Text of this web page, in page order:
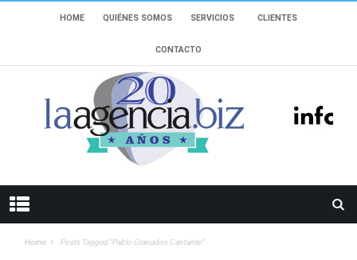
HOME QUIÉNES SOMOS SERVICIOS CLIENTES
CONTACTO
Home Posts Tagged "Pablo Granados Cantante"